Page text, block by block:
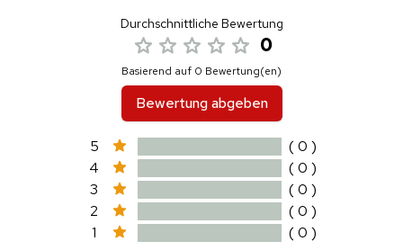
Durchschnittliche Bewertung
0
Basierend auf 0 Bewertung(en)
Bewertung abgeben
5
( 0 )
4
( 0 )
3
( 0 )
2
( 0 )
1
( 0 )